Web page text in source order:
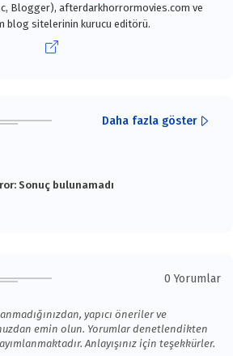
Blogger), afterdarkhorrormovies.com ve
blog sitelerinin kurucu editörü.
Daha fazla göster
Sonuç bulunamadı
0 Yorumlar
yapıcı öneriler ve
emin olun. Yorumlar denetlendikten
Anlayışınız için teşekkürler.